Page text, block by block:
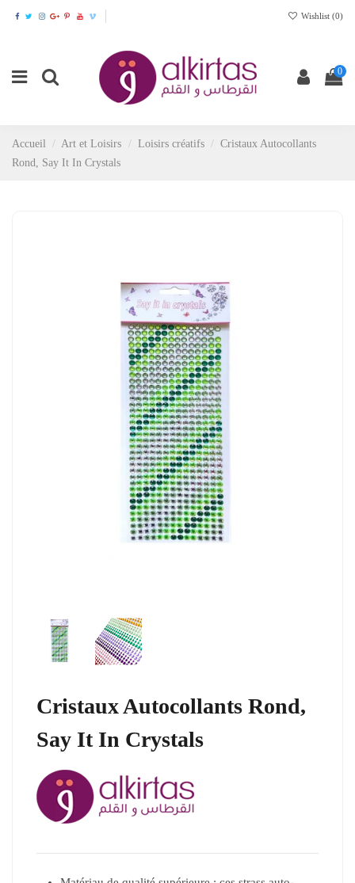
Wishlist (0)
0
Accueil Art et Loisirs Loisirs créatifs
Cristaux Autocollants
Rond, Say It In Crystals
Cristaux Autocollants Rond,
Say It In Crystals